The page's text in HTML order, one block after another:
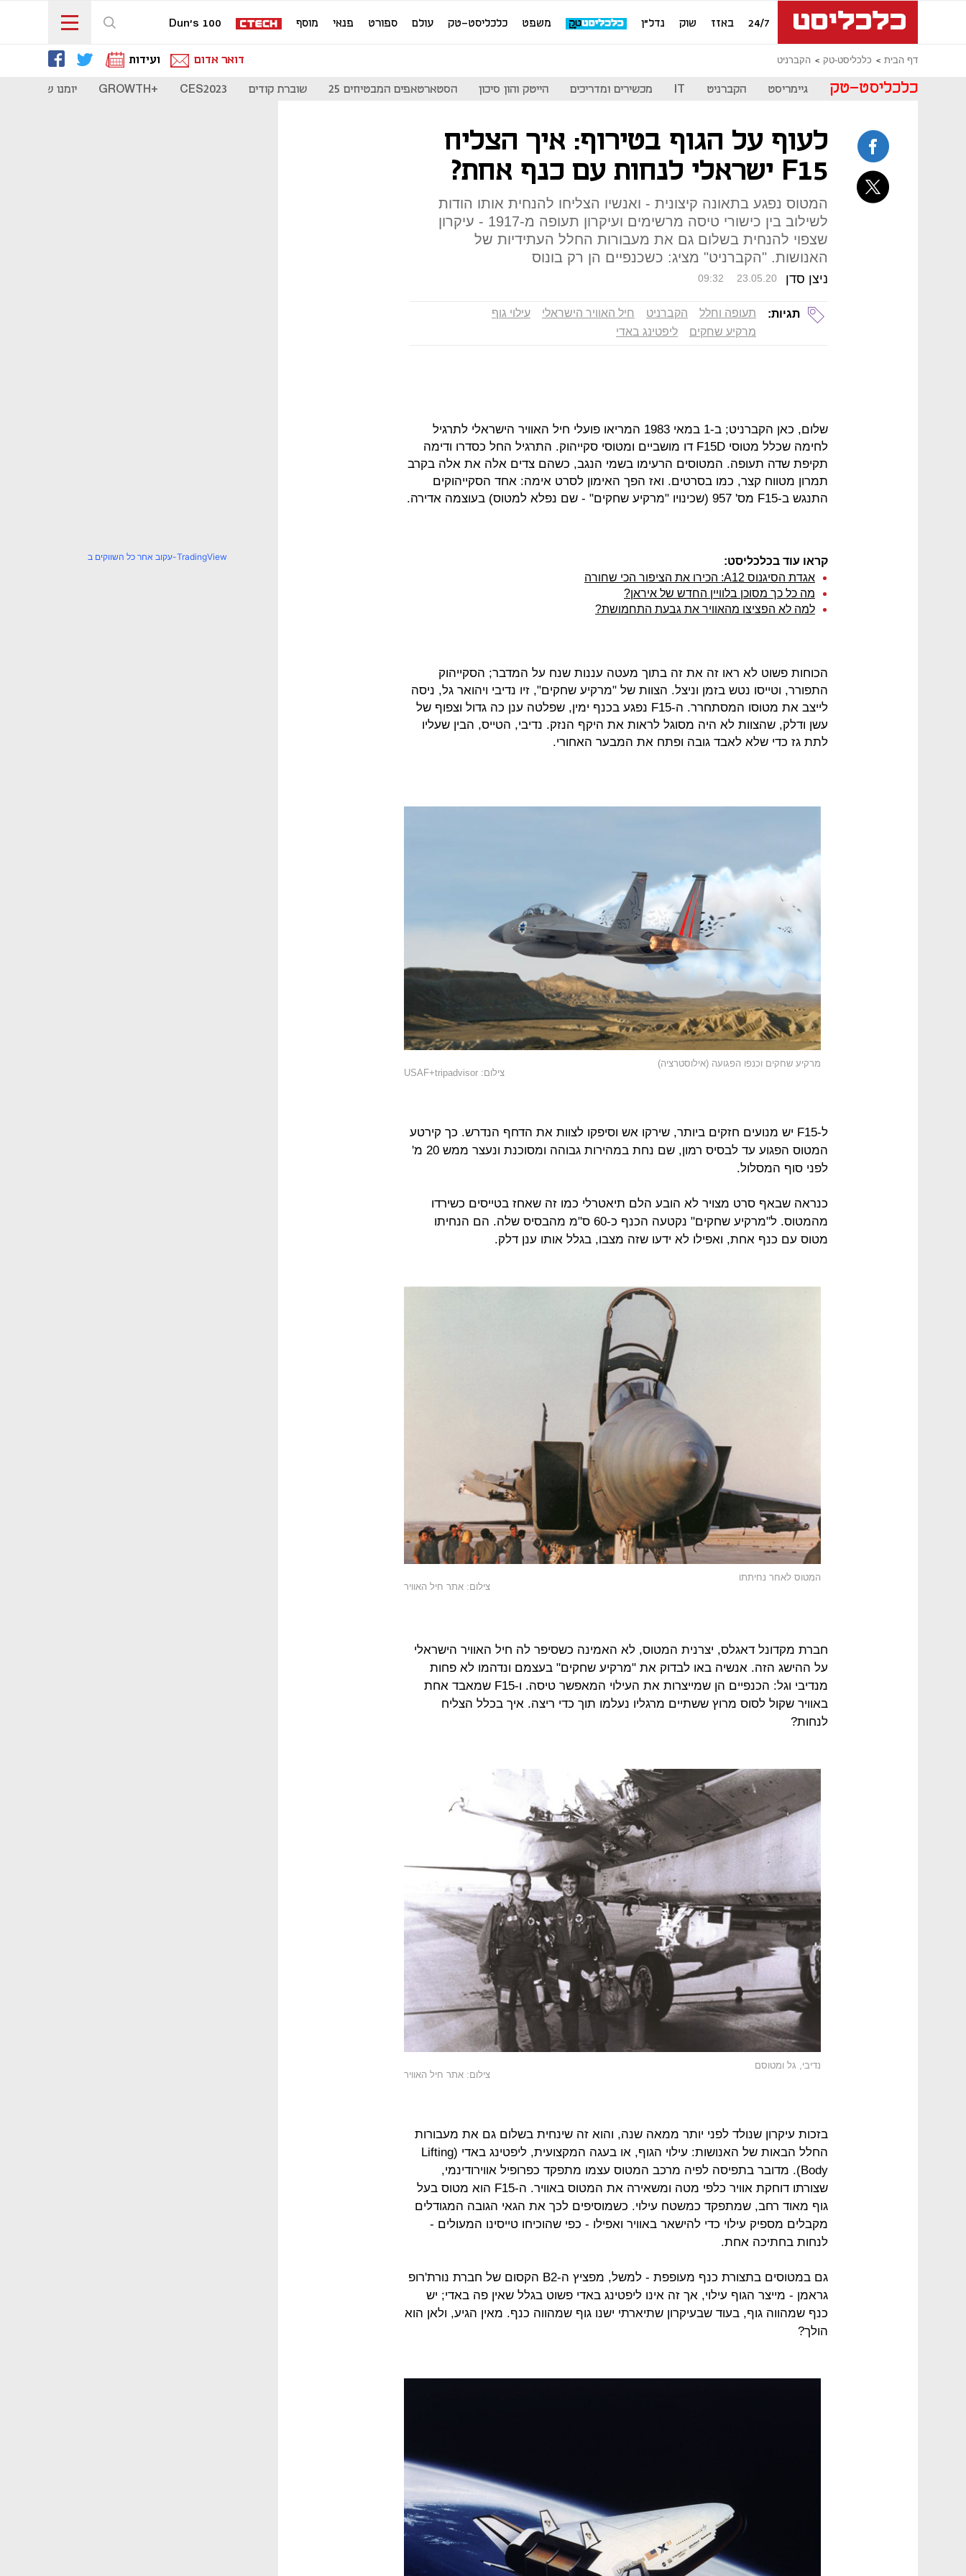
24/7 באזז שוק נדל"ן משפט כלכליסט-טק עולם ספורט פנאי מוסף Dun's 100
דף הבית כלכליסט-טק הקברניט דואר אדום ועידות
כלכליסט-טק גיימריסט הקברניט IT מכשירים ומדריכים הייטק והון סיכון הסטארטאפים המבטיחים 25 שוברת קודים CES2023
+GROWTH יומנו של
לעוף על הגוף בטירוף: איך הצליח
F15 ישראלי לנחות עם כנף אחת?
המטוס נפגע בתאונה קיצונית - ואנשיו הצליחו להנחית אותו הודות
לשילוב בין כישורי טיסה מרשימים ועיקרון תעופה מ-1917 - עיקרון
שצפוי להנחית בשלום גם את מעבורות החלל העתידיות של
האנושות. "הקברניט" מציג: כשכנפיים הן רק בונוס
ניצן סדן 09:32 23.05.20
תגיות: תעופה וחלל הקברניט חיל האוויר הישראלי
עילוי גוף
מרקיע שחקים
ליפטינג באדי
שלום, כאן הקברניט; ב-1 במאי 1983 המריאו פועלי חיל האוויר הישראלי לתרגיל
לחימה שכלל מטוסי F15D דו מושביים ומטוסי סקייהוק. התרגיל החל כסדרו ודימה
תקיפת שדה תעופה. המטוסים הרעימו בשמי הנגב, כשהם צדים אלה את אלה בקרב
תמרון מטווח קצר, כמו בסרטים. ואז הפך האימון לסרט אימה: אחד הסקייהוקים
התנגש ב-F15 מס' 957 (שכינויו "מרקיע שחקים" - שם נפלא למטוס) בעוצמה אדירה.
קראו עוד בכלכליסט:
אגדת הסיגנוס A12: הכירו את הציפור הכי שחורה
מה כל כך מסוכן בלוויין החדש של איראן?
למה לא הפציצו מהאוויר את גבעת התחמושת?
הכוחות פשוט לא ראו זה את זה בתוך מעטה עננות שנח על המדבר; הסקייהוק
התפורר, וטייסו נטש בזמן וניצל. הצוות של "מרקיע שחקים", זיו נדיבי ויהואר גל, ניסה
לייצב את מטוסו המסתחרר. ה-F15 נפגע בכנף ימין, שפלטה ענן כה גדול וצפוף של
עשן ודלק, שהצוות לא היה מסוגל לראות את היקף הנזק. נדיבי, הטייס, הבין שעליו
לתת גז כדי שלא לאבד גובה ופתח את המבער האחורי.
מרקיע שחקים וכנפו הפגועה (אילוסטרציה)
צילום: USAF+tripadvisor
ל-F15 יש מנועים חזקים ביותר, שירקו אש וסיפקו לצוות את הדחף הנדרש. כך קירטע
המטוס הפגוע עד לבסיס רמון, שם נחת במהירות גבוהה ומסוכנת ונעצר ממש 20 מ'
לפני סוף המסלול.
כנראה שבאף סרט מצויר לא הובע הלם תיאטרלי כמו זה שאחז בטייסים כשירדו
מהמטוס. ל"מרקיע שחקים" נקטעה הכנף כ-60 ס"מ מהבסיס שלה. הם הנחיתו
מטוס עם כנף אחת, ואפילו לא ידעו שזה מצבו, בגלל אותו ענן דלק.
המטוס לאחר נחיתתו
צילום: אתר חיל האוויר
חברת מקדונל דאגלס, יצרנית המטוס, לא האמינה כשסיפר לה חיל האוויר הישראלי
על ההישג הזה. אנשיה באו לבדוק את "מרקיע שחקים" בעצמם ונדהמו לא פחות
מנדיבי וגל: הכנפיים הן שמייצרות את העילוי המאפשר טיסה. ו-F15 שמאבד אחת
באוויר שקול לסוס מרוץ ששתיים מרגליו נעלמו תוך כדי ריצה. איך בכלל הצליח
לנחות?
נדיבי, גל ומטוסם
צילום: אתר חיל האוויר
בזכות עיקרון שנולד לפני יותר ממאה שנה, והוא זה שינחית בשלום גם את מעבורות
החלל הבאות של האנושות: עילוי הגוף, או בעגה המקצועית, ליפטינג באדי (Lifting
Body). מדובר בתפיסה לפיה מרכב המטוס עצמו מתפקד כפרופיל אווירודינמי,
שצורתו דוחקת אוויר כלפי מטה ומשאירה את המטוס באוויר. ה-F15 הוא מטוס בעל
גוף מאוד רחב, שמתפקד כמשטח עילוי. כשמוסיפים לכך את הגאי הגובה המגודלים
מקבלים מספיק עילוי כדי להישאר באוויר ואפילו - כפי שהוכיחו טייסינו המעולים -
לנחות בחתיכה אחת.
גם במטוסים בתצורת כנף מעופפת - למשל, מפציץ ה-B2 הקסום של חברת נורת'רופ
גראמן - מייצר הגוף עילוי, אך זה אינו ליפטינג באדי פשוט בגלל שאין פה באדי; יש
כנף שמהווה גוף, בעוד שבעיקרון שתיארתי ישנו גוף שמהווה כנף. מאין הגיע, ולאן הוא
הולך?
עקוב אחר כל השווקים ב-TradingView